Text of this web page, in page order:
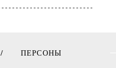
ПЕРСОНЫ